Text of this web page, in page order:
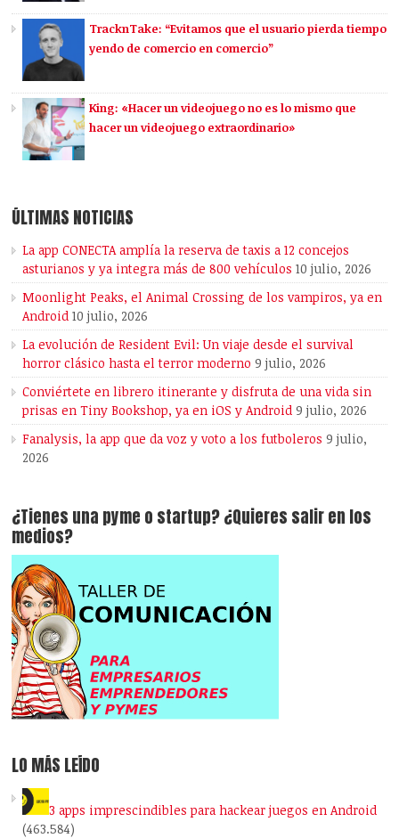
TracknTake: “Evitamos que el usuario pierda tiempo
yendo de comercio en comercio”
King: «Hacer un videojuego no es lo mismo que
hacer un videojuego extraordinario»
ÚLTIMAS NOTICIAS
La app CONECTA amplía la reserva de taxis a 12 concejos
asturianos y ya integra más de 800 vehículos 10 julio, 2026
Moonlight Peaks, el Animal Crossing de los vampiros, ya en
Android 10 julio, 2026
La evolución de Resident Evil: Un viaje desde el survival
horror clásico hasta el terror moderno 9 julio, 2026
Conviértete en librero itinerante y disfruta de una vida sin
prisas en Tiny Bookshop, ya en iOS y Android 9 julio, 2026
Fanalysis, la app que da voz y voto a los futboleros 9 julio,
2026
¿Tienes una pyme o startup? ¿Quieres salir en los
medios?
LO MÁS LEÍDO
3 apps imprescindibles para hackear juegos en Android
(463.584)